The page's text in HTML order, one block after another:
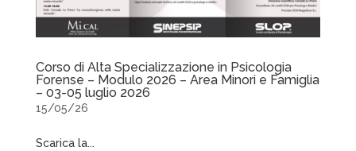
Corso di Alta Specializzazione in Psicologia
Forense – Modulo 2026 – Area Minori e Famiglia
– 03-05 luglio 2026
15/05/26
Scarica la...